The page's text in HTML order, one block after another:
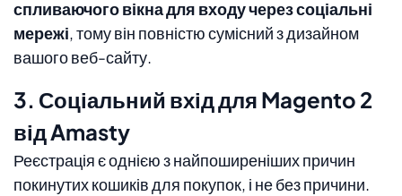
спливаючого вікна для входу через соціальні
мережі, тому він повністю сумісний з дизайном
вашого веб-сайту.
3. Соціальний вхід для Magento 2
від Amasty
Реєстрація є однією з найпоширеніших причин
покинутих кошиків для покупок, і не без причини.